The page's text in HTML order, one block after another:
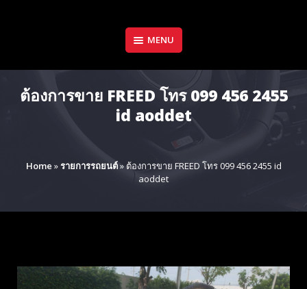
MENU
ต้องการขาย FREED โทร 099 456 2455
id aoddet
Home »รายการรถยนต์» ต้องการขาย FREED โทร 099 456 2455 id
aoddet